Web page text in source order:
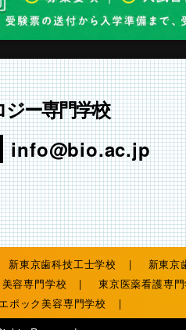
ー専門学校
info@bio.ac.jp
新東京歯科技工士学校 新東京
容専門学校 東京医薬看護専
ポック美容専門学校